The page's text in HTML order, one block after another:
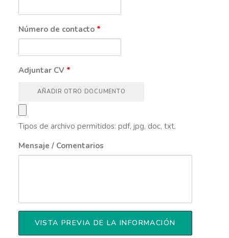
Número de contacto *
Adjuntar CV *
AÑADIR OTRO DOCUMENTO
Tipos de archivo permitidos: pdf, jpg, doc, txt.
Mensaje / Comentarios